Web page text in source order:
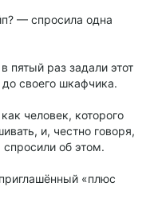
— спросила одна
раз задали этот
своего шкафчика.
человек, которого
и, честно говоря,
об этом.
«плюс